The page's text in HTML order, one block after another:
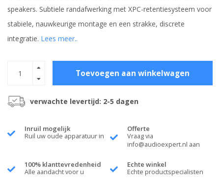
speakers. Subtiele randafwerking met XPC-retentiesysteem voor
stabiele, nauwkeurige montage en een strakke, discrete
integratie. Lees meer..
Toevoegen aan winkelwagen
verwachte levertijd: 2-5 dagen
Inruil mogelijk
Ruil uw oude apparatuur in
Offerte
Vraag via
info@audioexpert.nl aan
100% klanttevredenheid
Alle aandacht voor u
Echte winkel
Echte productspecialisten